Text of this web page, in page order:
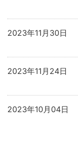
2023年11月30日
2023年11月24日
2023年10月04日